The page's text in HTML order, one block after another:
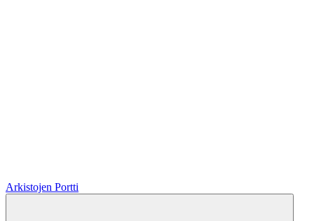
Arkistojen Portti